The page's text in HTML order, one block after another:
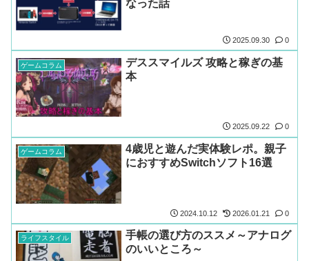
なった話
2025.09.30 0
ゲームコラム
デススマイルズ 攻略と稼ぎの基
本
2025.09.22 0
ゲームコラム
4歳児と遊んだ実体験レポ。親子
におすすめSwitchソフト16選
2024.10.12 2026.01.21 0
ライフスタイル
手帳の選び方のススメ～アナログ
のいいところ～